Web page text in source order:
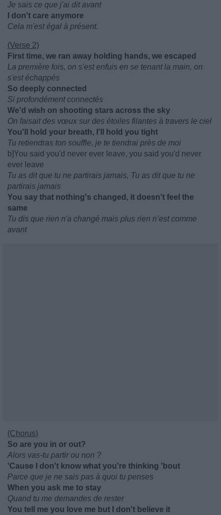
Je sais ce que j'ai dit avant
I don't care anymore
Cela m'est égal à présent.
(Verse 2)
First time, we ran away holding hands, we escaped
La première fois, on s'est enfuis en se tenant la main, on
s'est échappés
So deeply connected
Si profondément connectés
We'd wish on shooting stars across the sky
On faisait des vœux sur des étoiles filantes à travers le ciel
You'll hold your breath, I'll hold you tight
Tu retiendras ton souffle, je te tiendrai près de moi
b]You said you'd never ever leave, you said you'd never
ever leave
Tu as dit que tu ne partirais jamais, Tu as dit que tu ne
partirais jamais
You say that nothing's changed, it doesn't feel the
same
Tu dis que rien n'a changé mais plus rien n’est comme
avant
(Chorus)
So are you in or out?
Alors vas-tu partir ou non ?
'Cause I don't know what you're thinking 'bout
Parce que je ne sais pas à quoi tu penses
When you ask me to stay
Quand tu me demandes de rester
You tell me you love me but I don't believe it